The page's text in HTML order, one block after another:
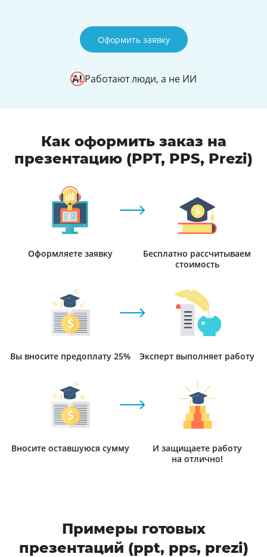
Оформить заявку
Работают люди, а не ИИ
Как оформить заказ на
презентацию (PPT, PPS, Prezi)
Оформляете заявку
Бесплатно рассчитываем
стоимость
Вы вносите предоплату 25% Эксперт выполняет работу
Вносите оставшуюся сумму
И защищаете работу
на отлично!
Примеры готовых
презентаций (ppt, pps, prezi)